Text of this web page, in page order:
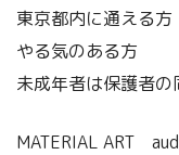
東京都内に通える方
やる気のある方
未成年者は保護者の
MATERIAL ART